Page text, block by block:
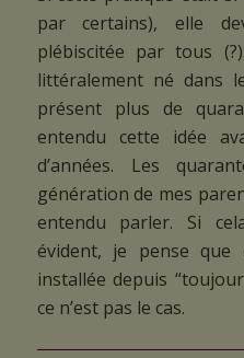
par certains), elle
plébiscitée par tous
littéralement né dans
présent plus de
entendu cette idée
d’années. Les
génération de mes
entendu parler. Si
évident, je pense
installée depuis
ce n’est pas le cas.